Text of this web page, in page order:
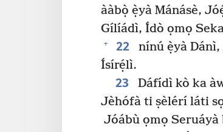
ààbọ̀ ẹ̀yà Mánásè,
Gílíádì, Ídò ọmọ
+ 22
nínú ẹ̀yà
Ísírẹ́lì.
23
Dáfídì kò ka
Jèhófà ti ṣèlérí láti
Jóábù ọmọ Seruáyà